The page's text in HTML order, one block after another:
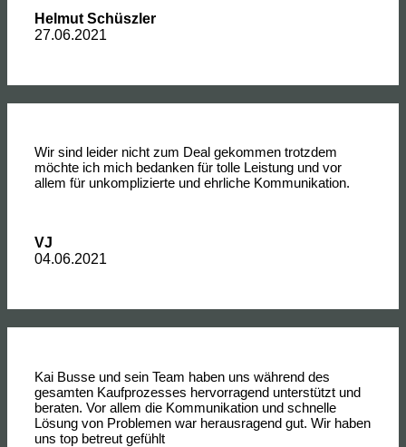
Helmut Schüszler
27.06.2021
Wir sind leider nicht zum Deal gekommen trotzdem
möchte ich mich bedanken für tolle Leistung und vor
allem für unkomplizierte und ehrliche Kommunikation.
VJ
04.06.2021
Kai Busse und sein Team haben uns während des
gesamten Kaufprozesses hervorragend unterstützt und
beraten. Vor allem die Kommunikation und schnelle
Lösung von Problemen war herausragend gut. Wir haben
uns top betreut gefühlt